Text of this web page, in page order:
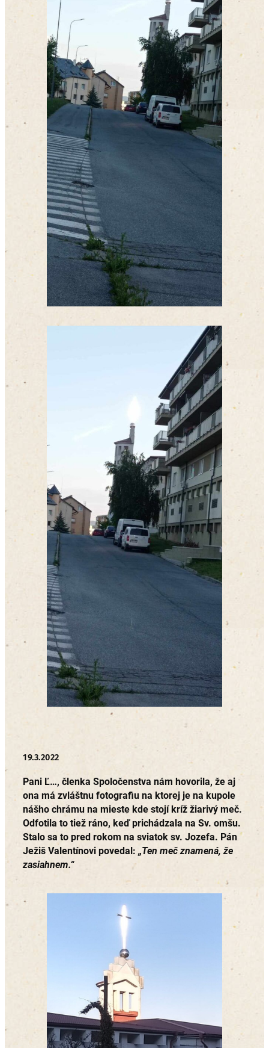
19.3.2022
Pani Ľ…, členka Spoločenstva nám hovorila, že aj
ona má zvláštnu fotografiu na ktorej je na kupole
nášho chrámu na mieste kde stojí kríž žiarivý meč.
Odfotila to tiež ráno, keď prichádzala na Sv. omšu.
Stalo sa to pred rokom na sviatok sv. Jozefa. Pán
Ježiš Valentínovi povedal: „Ten meč znamená, že
zasiahnem.“